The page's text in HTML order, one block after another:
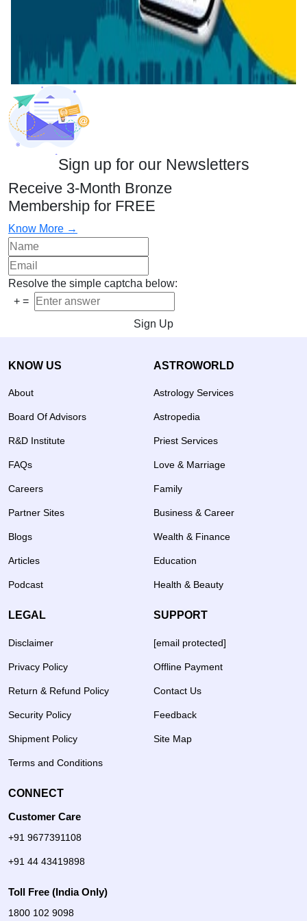
Sign up for our Newsletters
Receive 3-Month Bronze
Membership for FREE
Know More →
Resolve the simple captcha below:
+ =
Sign Up
KNOW US
About
Board Of Advisors
R&D Institute
FAQs
Careers
Partner Sites
Blogs
Articles
Podcast
ASTROWORLD
Astrology Services
Astropedia
Priest Services
Love & Marriage
Family
Business & Career
Wealth & Finance
Education
Health & Beauty
LEGAL
Disclaimer
Privacy Policy
Return & Refund Policy
Security Policy
Shipment Policy
Terms and Conditions
SUPPORT
[email protected]
Offline Payment
Contact Us
Feedback
Site Map
CONNECT
Customer Care
+91 9677391108
+91 44 43419898
Toll Free (India Only)
1800 102 9098